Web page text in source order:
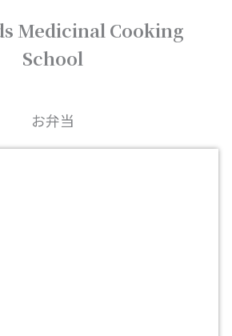
Medicinal Cooking
School
お弁当